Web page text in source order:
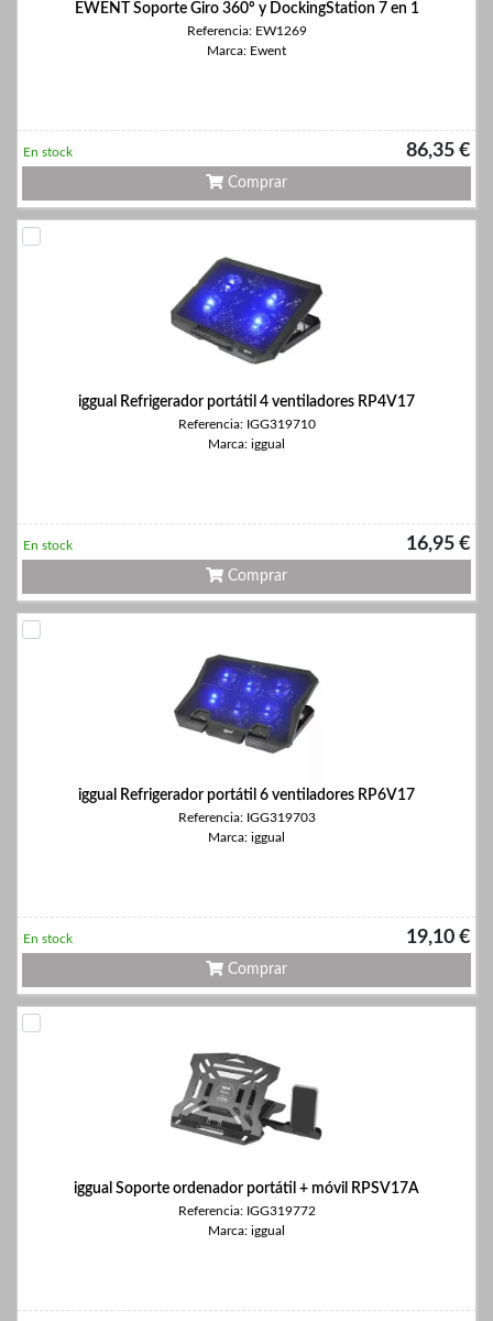
EWENT Soporte Giro 360º y DockingStation 7 en 1
Referencia: EW1269
Marca: Ewent
86,35 €
En stock
Comprar
iggual Refrigerador portátil 4 ventiladores RP4V17
Referencia: IGG319710
Marca: iggual
16,95 €
En stock
Comprar
iggual Refrigerador portátil 6 ventiladores RP6V17
Referencia: IGG319703
Marca: iggual
19,10 €
En stock
Comprar
iggual Soporte ordenador portátil + móvil RPSV17A
Referencia: IGG319772
Marca: iggual